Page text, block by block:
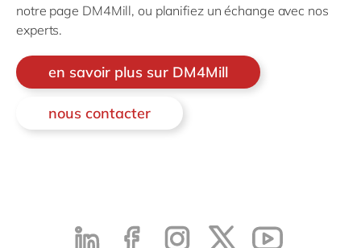
notre page DM4Mill, ou planifiez un échange avec nos
experts.
en savoir plus sur DM4Mill
nous contacter